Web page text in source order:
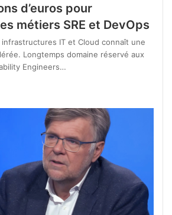
d’euros pour
métiers SRE et DevOps
infrastructures IT et Cloud connaît une
Longtemps domaine réservé aux
Engineers…